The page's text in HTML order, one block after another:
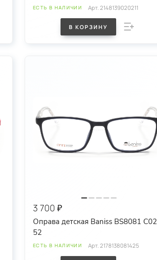
ЕСТЬ В НАЛИЧИИ Арт.2148139020211
В КОРЗИНУ
3 700 ₽
Оправа детская Baniss BS8081 C02
52
ЕСТЬ В НАЛИЧИИ Арт.2178138081425